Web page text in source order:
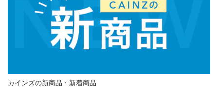
カインズの新商品・新着商品